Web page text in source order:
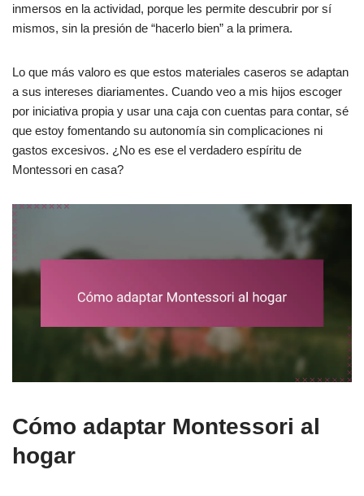
inmersos en la actividad, porque les permite descubrir por sí
mismos, sin la presión de “hacerlo bien” a la primera.
Lo que más valoro es que estos materiales caseros se adaptan
a sus intereses diariamentes. Cuando veo a mis hijos escoger
por iniciativa propia y usar una caja con cuentas para contar, sé
que estoy fomentando su autonomía sin complicaciones ni
gastos excesivos. ¿No es ese el verdadero espíritu de
Montessori en casa?
Cómo adaptar Montessori al
hogar